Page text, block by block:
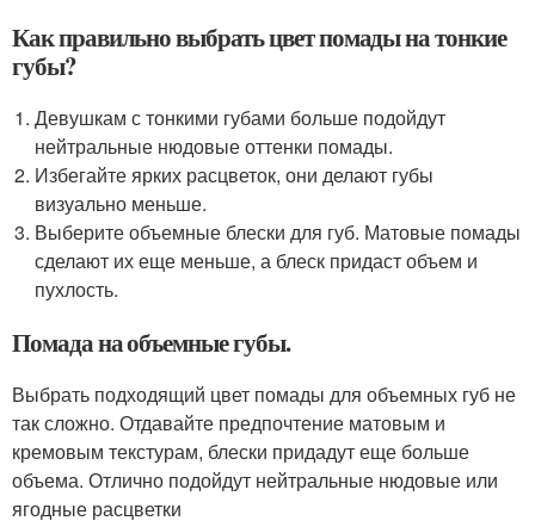
Как правильно выбрать цвет помады на тонкие
губы?
Девушкам с тонкими губами больше подойдут
нейтральные нюдовые оттенки помады.
Избегайте ярких расцветок, они делают губы
визуально меньше.
Выберите объемные блески для губ. Матовые помады
сделают их еще меньше, а блеск придаст объем и
пухлость.
Помада на объемные губы.
Выбрать подходящий цвет помады для объемных губ не
так сложно. Отдавайте предпочтение матовым и
кремовым текстурам, блески придадут еще больше
объема. Отлично подойдут нейтральные нюдовые или
ягодные расцветки